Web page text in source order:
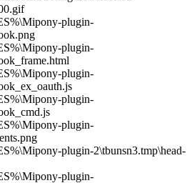
plugin-
plugin-
plugin-
plugin-
plugin-
plugin-2\tbunsn3.tmp\head-
plugin-